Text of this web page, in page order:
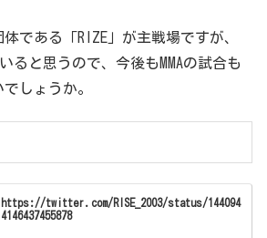
である「RIZE」が主戦場ですが、
ると思うので、今後もMMAの試合も
しょうか。
https://twitter.com/RISE_2003/status/144094
4146437455878